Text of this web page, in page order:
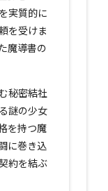
実質的に
を受けま
魔導書の
秘密結社
謎の少女
を持つ魔
に巻き込
約を結ぶ